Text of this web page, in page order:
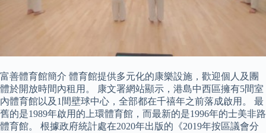
富善體育館簡介 體育館提供多元化的康樂設施，歡迎個人及團
體於開放時間內租用。 康文署網站顯示，港島中西區擁有5間室
內體育館以及1間壁球中心，全部都在千禧年之前落成啟用。 最
舊的是1989年啟用的上環體育館，而最新的是1996年的士美非路
體育館。 根據政府統計處在2020年出版的《2019年按區議會分